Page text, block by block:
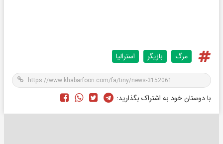
مرگ بازیگر استرالیا
با دوستان خود به اشتراک بگذارید: